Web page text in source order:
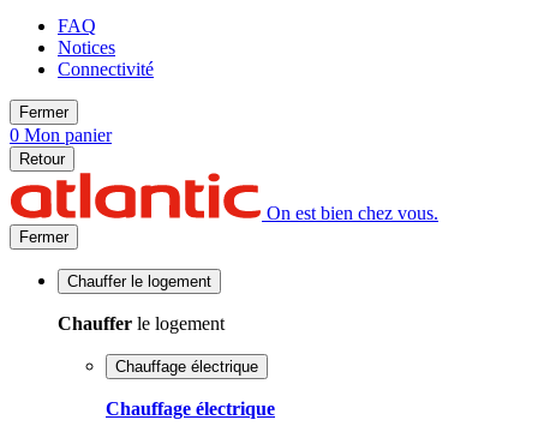
FAQ
Notices
Connectivité
Fermer
0 Mon panier
Retour
On est bien chez vous.
Fermer
Chauffer le logement
Chauffer le logement
Chauffage électrique
Chauffage électrique